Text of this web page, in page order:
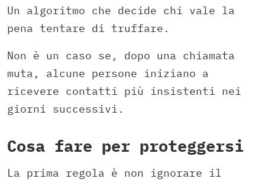
Un algoritmo che decide chi vale la
pena tentare di truffare.
Non è un caso se, dopo una chiamata
muta, alcune persone iniziano a
ricevere contatti più insistenti nei
giorni successivi.
Cosa fare per proteggersi
La prima regola è non ignorare il